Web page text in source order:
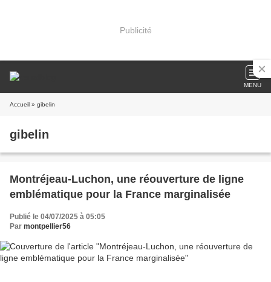
Publicité
MENU
Accueil » gibelin
gibelin
Montréjeau-Luchon, une réouverture de ligne
emblématique pour la France marginalisée
Publié le 04/07/2025 à 05:05
Par montpellier56